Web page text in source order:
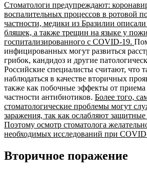
Стоматологи предупреждают:
воспалительных процессов в ротовой
частности, медики из Бразилии
бляшек, а также трещин на языке у
госпитализированного с COVID-19.
инфицированных могут развиться
грибок, кандидоз и другие
Российские специалисты считают, что
наблюдаться в качестве вторичных
также как побочные эффекты от
частности антибиотиков. Более того,
стоматологические проблемы могут
заражения, так как ослабляют
Поэтому осмотр стоматолога
необходимых исследований при
Вторичное поражение